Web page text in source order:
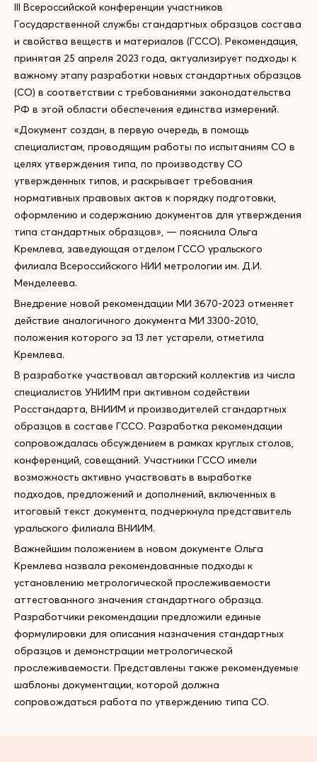
III Всероссийской конференции участников
Государственной службы стандартных образцов состава
и свойства веществ и материалов (ГССО). Рекомендация,
принятая 25 апреля 2023 года, актуализирует подходы к
важному этапу разработки новых стандартных образцов
(СО) в соответствии с требованиями законодательства
РФ в этой области обеспечения единства измерений.
«Документ создан, в первую очередь, в помощь
специалистам, проводящим работы по испытаниям СО в
целях утверждения типа, по производству СО
утвержденных типов, и раскрывает требования
нормативных правовых актов к порядку подготовки,
оформлению и содержанию документов для утверждения
типа стандартных образцов», — пояснила Ольга
Кремлева, заведующая отделом ГССО уральского
филиала Всероссийского НИИ метрологии им. Д.И.
Менделеева.
Внедрение новой рекомендации МИ 3670-2023 отменяет
действие аналогичного документа МИ 3300-2010,
положения которого за 13 лет устарели, отметила
Кремлева.
В разработке участвовал авторский коллектив из числа
специалистов УНИИМ при активном содействии
Росстандарта, ВНИИМ и производителей стандартных
образцов в составе ГССО. Разработка рекомендации
сопровождалась обсуждением в рамках круглых столов,
конференций, совещаний. Участники ГССО имели
возможность активно участвовать в выработке
подходов, предложений и дополнений, включенных в
итоговый текст документа, подчеркнула представитель
уральского филиала ВНИИМ.
Важнейшим положением в новом документе Ольга
Кремлева назвала рекомендованные подходы к
установлению метрологической прослеживаемости
аттестованного значения стандартного образца.
Разработчики рекомендации предложили единые
формулировки для описания назначения стандартных
образцов и демонстрации метрологической
прослеживаемости. Представлены также рекомендуемые
шаблоны документации, которой должна
сопровождаться работа по утверждению типа СО.